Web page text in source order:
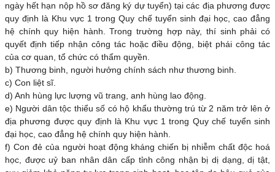
ngày hết hạn nộp hồ sơ đăng ký dự tuyển) tại các địa phương được
quy định là Khu vực 1 trong Quy chế tuyển sinh đại học, cao đẳng
hệ chính quy hiện hành. Trong trường hợp này, thí sinh phải có
quyết định tiếp nhận công tác hoặc điều động, biệt phái công tác
của cơ quan, tổ chức có thẩm quyền.
b) Thương binh, người hưởng chính sách như thương binh.
c) Con liệt sĩ.
d) Anh hùng lực lượng vũ trang, anh hùng lao động.
e) Người dân tộc thiểu số có hộ khẩu thường trú từ 2 năm trở lên ở
địa phương được quy định là Khu vực 1 trong Quy chế tuyển sinh
đại học, cao đẳng hệ chính quy hiện hành.
f) Con đẻ của người hoạt động kháng chiến bị nhiễm chất độc hoá
học, được uỷ ban nhân dân cấp tỉnh công nhận bị dị dạng, dị tật,